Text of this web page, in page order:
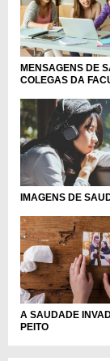
MENSAGENS DE
COLEGAS DA
IMAGENS DE
A SAUDADE
PEITO